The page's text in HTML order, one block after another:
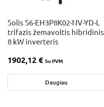
Solis S6-EH3P8K02-NV-YD-L
trifazis žemavoltis hibridinis
8 kW inverteris
1902,12€ Su PVM
Daugiau